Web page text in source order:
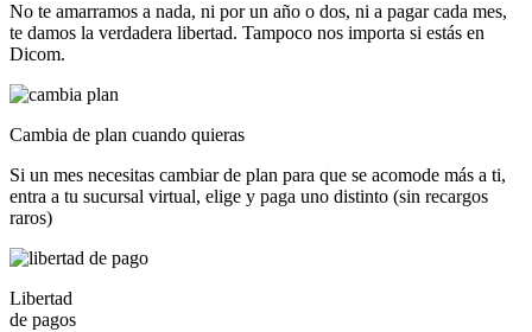
No te amarramos a nada, ni por un año o dos, ni a pagar cada mes,
te damos la verdadera libertad. Tampoco nos importa si estás en
Dicom.
Cambia de plan cuando quieras
Si un mes necesitas cambiar de plan para que se acomode más a ti,
entra a tu sucursal virtual, elige y paga uno distinto (sin recargos
raros)
Libertad
de pagos